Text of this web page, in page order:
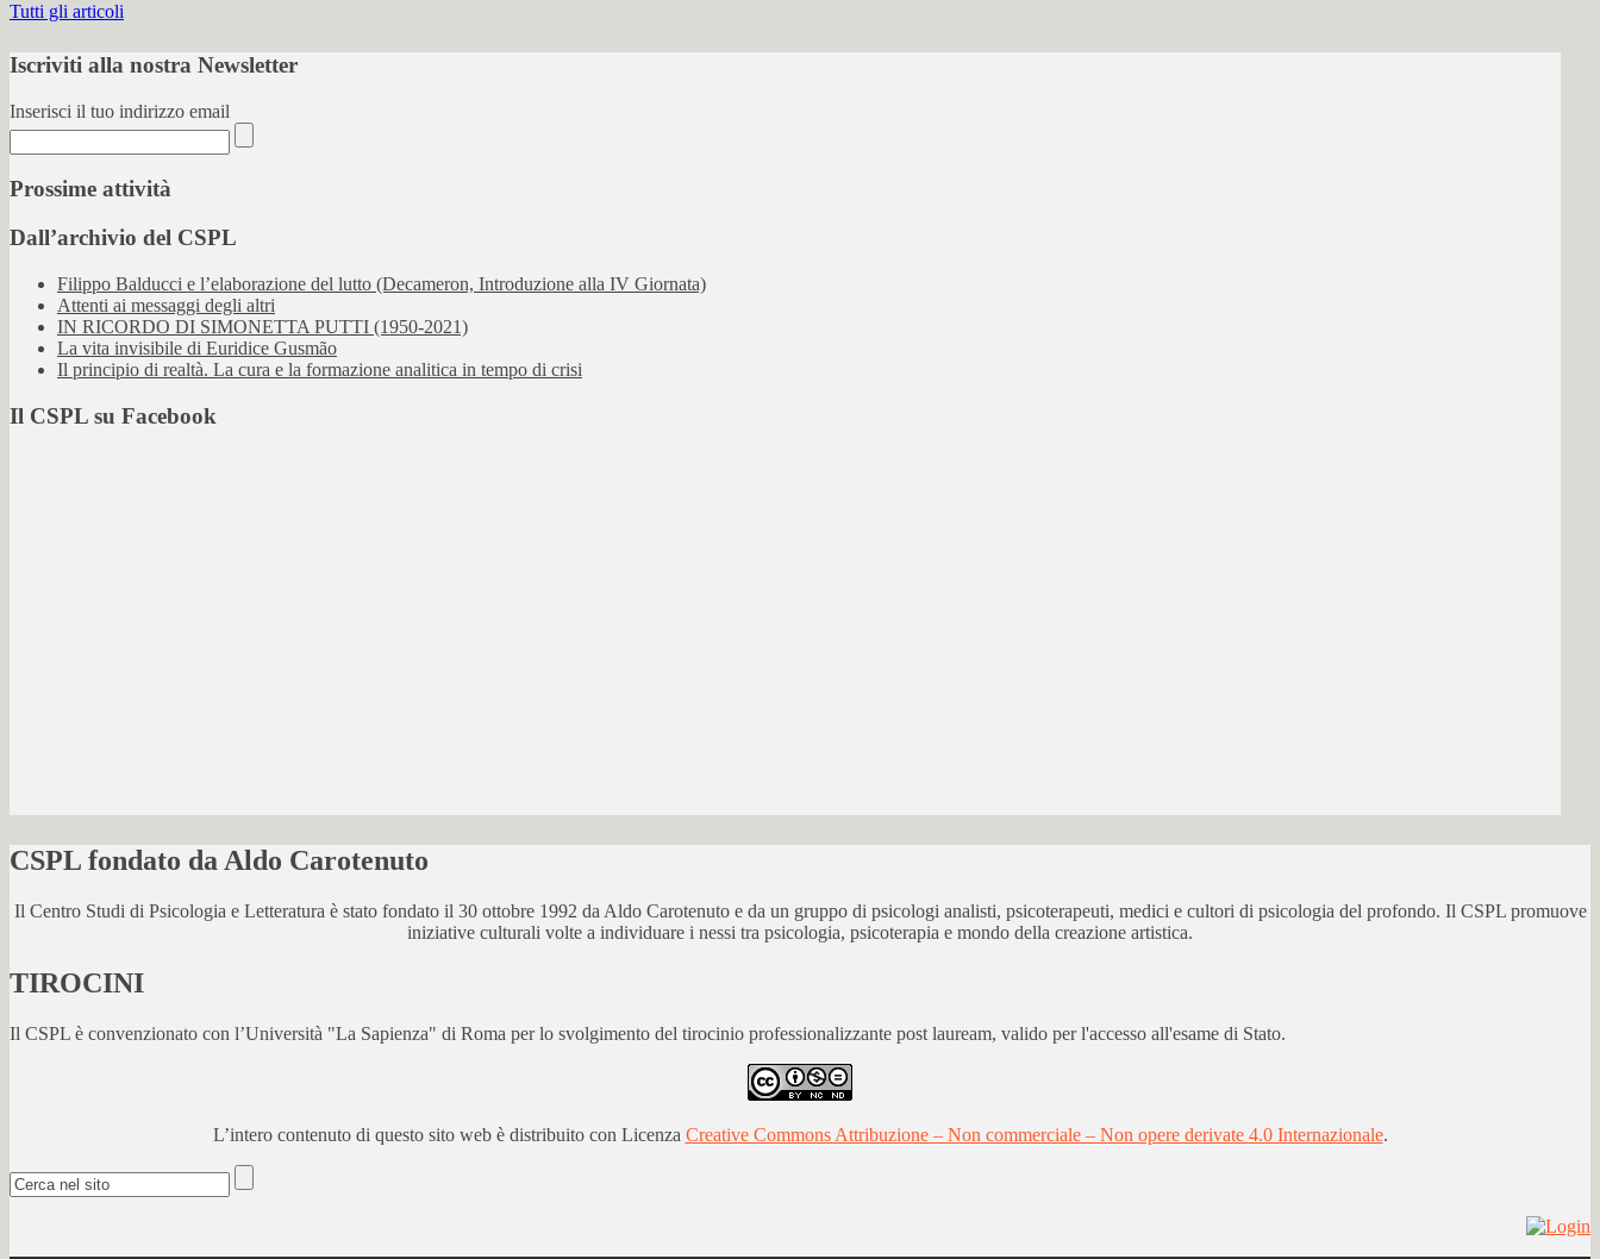
Tutti gli articoli
Iscriviti alla nostra Newsletter
Inserisci il tuo indirizzo email
Prossime attività
Dall’archivio del CSPL
Filippo Balducci e l’elaborazione del lutto (Decameron, Introduzione alla IV Giornata)
Attenti ai messaggi degli altri
IN RICORDO DI SIMONETTA PUTTI (1950-2021)
La vita invisibile di Euridice Gusmão
Il principio di realtà. La cura e la formazione analitica in tempo di crisi
Il CSPL su Facebook
CSPL fondato da Aldo Carotenuto
Il Centro Studi di Psicologia e Letteratura è stato fondato il 30 ottobre 1992 da Aldo Carotenuto e da un gruppo di psicologi analisti, psicoterapeuti, medici e cultori di psicologia del profondo. Il CSPL promuove
iniziative culturali volte a individuare i nessi tra psicologia, psicoterapia e mondo della creazione artistica.
TIROCINI
Il CSPL è convenzionato con l’Università "La Sapienza" di Roma per lo svolgimento del tirocinio professionalizzante post lauream, valido per l'accesso all'esame di Stato.
L’intero contenuto di questo sito web è distribuito con Licenza Creative Commons Attribuzione – Non commerciale – Non opere derivate 4.0 Internazionale.